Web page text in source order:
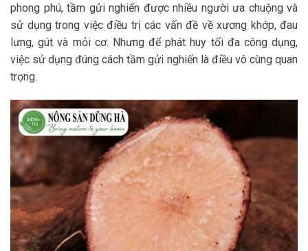
phong phú, tầm gửi nghiến được nhiều người ưa chuộng và
sử dụng trong việc điều trị các vấn đề về xương khớp, đau
lưng, gút và mỏi cơ. Nhưng để phát huy tối đa công dụng,
việc sử dụng đúng cách tầm gửi nghiến là điều vô cùng quan
trọng.